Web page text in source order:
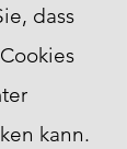
dass
kann.